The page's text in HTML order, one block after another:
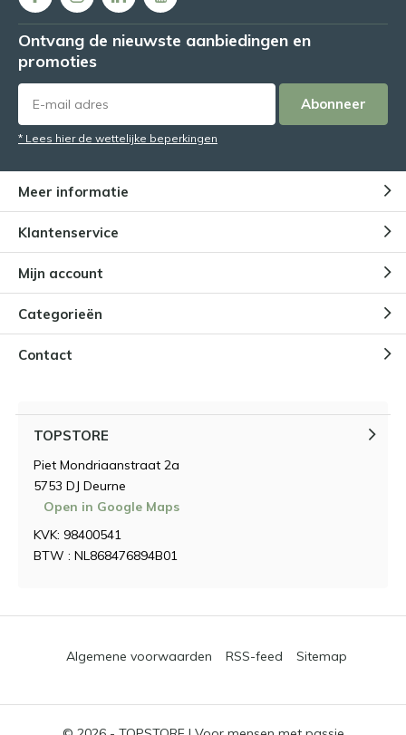
Ontvang de nieuwste aanbiedingen en
promoties
Abonneer
* Lees hier de wettelijke beperkingen
Meer informatie
Klantenservice
Mijn account
Categorieën
Contact
TOPSTORE
Piet Mondriaanstraat 2a
5753 DJ Deurne
Open in Google Maps
KVK: 98400541
BTW : NL868476894B01
Algemene voorwaarden RSS-feed Sitemap